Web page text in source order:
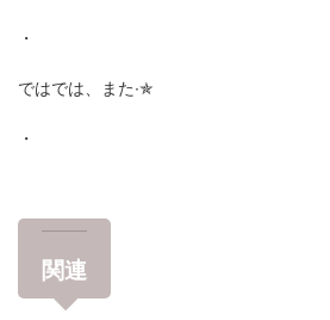
・
ではでは、また∙✯
・
関連